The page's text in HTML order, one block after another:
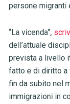
persone migranti
“La vicenda”,
dell’attuale
prevista a livello
fatto e di diritto a
fin da subito nel
immigrazioni in